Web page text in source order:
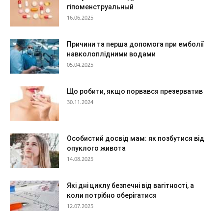
гіпоменструальный
16.06.2025
Причини та перша допомога при емболії
навколоплідними водами
05.04.2025
Що робити, якщо порвався презерватив
30.11.2024
Особистий досвід мам: як позбутися від
опуклого живота
14.08.2025
Які дні циклу безпечні від вагітності, а
коли потрібно оберігатися
12.07.2025